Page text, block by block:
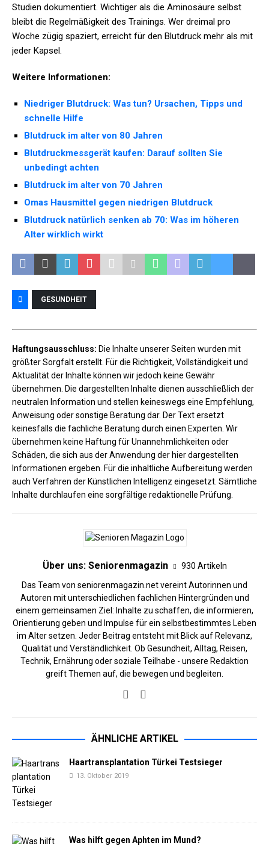
Studien dokumentiert. Wichtiger als die Aminosäure selbst
bleibt die Regelmäßigkeit des Trainings. Wer dreimal pro
Woche zügig spaziert, erreicht für den Blutdruck mehr als mit
jeder Kapsel.
Weitere Informationen:
Niedriger Blutdruck: Was tun? Ursachen, Tipps und
schnelle Hilfe
Blutdruck im alter von 80 Jahren
Blutdruckmessgerät kaufen: Darauf sollten Sie
unbedingt achten
Blutdruck im alter von 70 Jahren
Omas Hausmittel gegen niedrigen Blutdruck
Blutdruck natürlich senken ab 70: Was im höheren
Alter wirklich wirkt
GESUNDHEIT
Haftungsausschluss: Die Inhalte unserer Seiten wurden mit
größter Sorgfalt erstellt. Für die Richtigkeit, Vollständigkeit und
Aktualität der Inhalte können wir jedoch keine Gewähr
übernehmen. Die dargestellten Inhalte dienen ausschließlich der
neutralen Information und stellen keineswegs eine Empfehlung,
Anweisung oder sonstige Beratung dar. Der Text ersetzt
keinesfalls die fachliche Beratung durch einen Experten. Wir
übernehmen keine Haftung für Unannehmlichkeiten oder
Schäden, die sich aus der Anwendung der hier dargestellten
Informationen ergeben. Für die inhaltliche Aufbereitung werden
auch Verfahren der Künstlichen Intelligenz eingesetzt. Sämtliche
Inhalte durchlaufen eine sorgfältige redaktionelle Prüfung.
Über uns: Seniorenmagazin 930 Artikeln
Das Team von seniorenmagazin.net vereint Autorinnen und
Autoren mit unterschiedlichen fachlichen Hintergründen und
einem gemeinsamen Ziel: Inhalte zu schaffen, die informieren,
Orientierung geben und Impulse für ein selbstbestimmtes Leben
im Alter setzen. Jeder Beitrag entsteht mit Blick auf Relevanz,
Qualität und Verständlichkeit. Ob Gesundheit, Alltag, Reisen,
Technik, Ernährung oder soziale Teilhabe - unsere Redaktion
greift Themen auf, die bewegen und begleiten.
ÄHNLICHE ARTIKEL
Haartransplantation Türkei Testsieger
13. Oktober 2019
Was hilft gegen Aphten im Mund?